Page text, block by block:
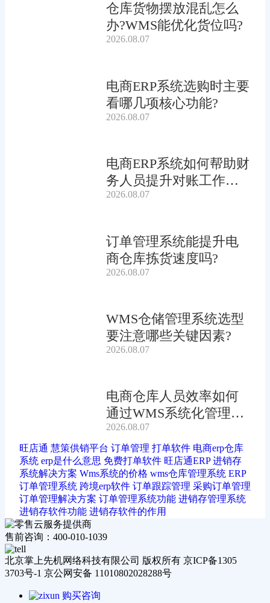
仓库货物摆放混乱怎么
办?WMS能优化货位吗?
2026.08.07
电商ERP系统选购时主要
看哪几项核心功能?
2026.08.07
电商ERP系统如何帮助财
务人员提升对账工作效
率?
2026.08.07
订单管理系统能提升电
商仓库拣货速度吗?
2026.08.07
WMS仓储管理系统选型
要注意哪些关键因素?
2026.08.07
电商仓库人员效率如何
通过WMS系统化管理提
升?
2026.08.07
旺店通 慧策供销平台 订单管理 打单软件 电商erp仓库
系统 erp是什么意思 免费打单软件 旺店通ERP 进销存
系统解决方案 Wms系统的价格 wms仓库管理系统 ERP
订单管理系统 跨境erp软件 订单跟踪管理 采购订单管理
订单管理解决方案 订单管理系统功能 进销存管理系统
进销存软件功能 进销存软件的作用
售前咨询：400-010-1039
北京掌上先机网络科技有限公司 版权所有 京ICP备1305
3703号-1 京公网安备 11010802028288号
购买咨询